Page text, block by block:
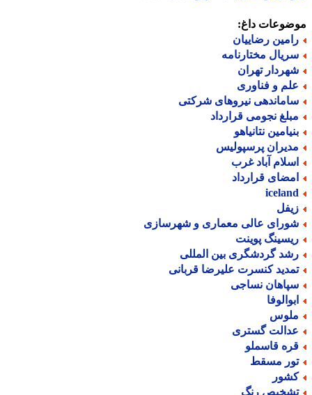
داغ:
رضاییان
مختارنامه
تهران
و فناوری
نیروهای شرکتی
نجومی قرارداد
نتانیاهو
پرسپولیس
آباد غرب
قرارداد
عالی معماری و شهرسازی
پوینت
گردشگری بین المللی
کنسرت علیرضا قربانی
نساجی
گستری
قاسملو
مسقط
رنگ